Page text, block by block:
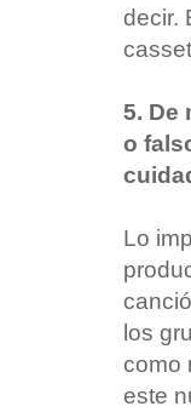
decir.
5. De
o
Lo
los
como
este